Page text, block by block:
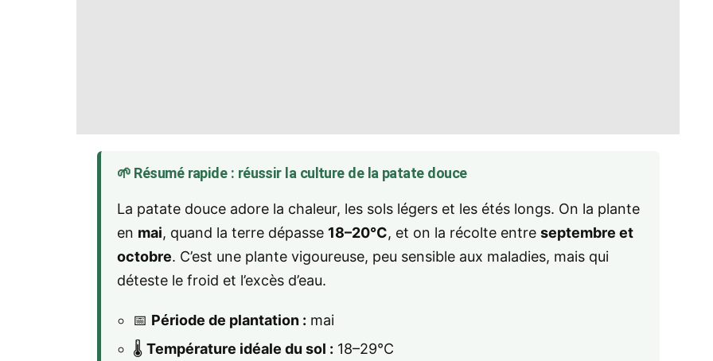
🌱 Résumé rapide : réussir la culture de la patate douce
La patate douce adore la chaleur, les sols légers et les étés longs. On la plante
en mai, quand la terre dépasse 18–20°C, et on la récolte entre septembre et
octobre. C’est une plante vigoureuse, peu sensible aux maladies, mais qui
déteste le froid et l’excès d’eau.
📅 Période de plantation : mai
🌡️ Température idéale du sol : 18–29°C